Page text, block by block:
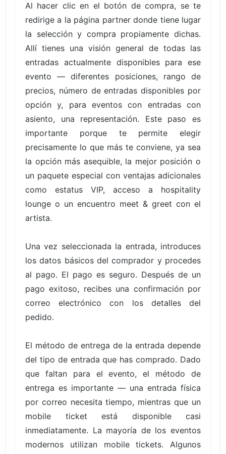
Al hacer clic en el botón de compra, se te
redirige a la página partner donde tiene lugar
la selección y compra propiamente dichas.
Allí tienes una visión general de todas las
entradas actualmente disponibles para ese
evento — diferentes posiciones, rango de
precios, número de entradas disponibles por
opción y, para eventos con entradas con
asiento, una representación. Este paso es
importante porque te permite elegir
precisamente lo que más te conviene, ya sea
la opción más asequible, la mejor posición o
un paquete especial con ventajas adicionales
como estatus VIP, acceso a hospitality
lounge o un encuentro meet & greet con el
artista.
Una vez seleccionada la entrada, introduces
los datos básicos del comprador y procedes
al pago. El pago es seguro. Después de un
pago exitoso, recibes una confirmación por
correo electrónico con los detalles del
pedido.
El método de entrega de la entrada depende
del tipo de entrada que has comprado. Dado
que faltan para el evento, el método de
entrega es importante — una entrada física
por correo necesita tiempo, mientras que un
mobile ticket está disponible casi
inmediatamente. La mayoría de los eventos
modernos utilizan mobile tickets. Algunos